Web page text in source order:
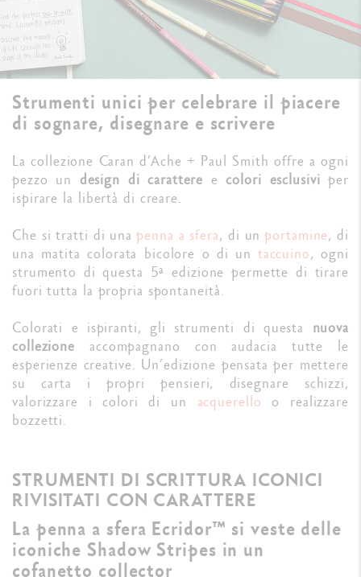
Strumenti unici per celebrare il piacere
di sognare, disegnare e scrivere
La collezione Caran d’Ache + Paul Smith offre a ogni
pezzo un design di carattere ecolori esclusivi per
ispirare la libertà di creare.
Che si tratti di unapenna a sfera, di unportamine, di
una matita colorata bicolore o di un taccuino, ogni
strumento di questa 5ª edizione permette di tirare
fuori tutta la propria spontaneità.
Colorati e ispiranti, gli strumenti di questa nuova
collezione accompagnano con audacia tutte le
esperienze creative. Un’edizione pensata per mettere
su carta i propri pensieri, disegnare schizzi,
valorizzare i colori di un acquerello o realizzare
bozzetti.
STRUMENTI DI SCRITTURA ICONICI
RIVISITATI CON CARATTERE
La penna a sfera Ecridor™ si veste delle
iconiche Shadow Stripes in un
cofanetto collector